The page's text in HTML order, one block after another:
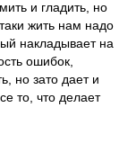
и гладить, но
жить нам надо
накладывает на
ошибок,
но зато дает и
то, что делает